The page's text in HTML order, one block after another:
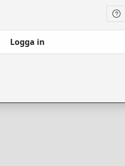
Logga in